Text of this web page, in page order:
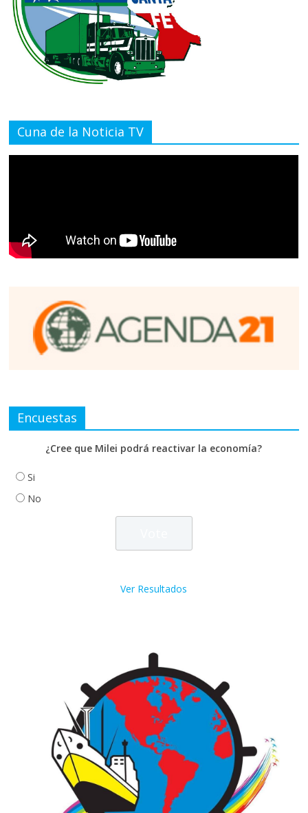
Cuna de la Noticia TV
Encuestas
¿Cree que Milei podrá reactivar la economía?
Si
No
Ver Resultados